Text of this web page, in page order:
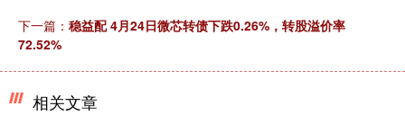
下一篇： 稳益配 4月24日微芯转债下跌0.26%，转股溢价率
72.52%
相关文章